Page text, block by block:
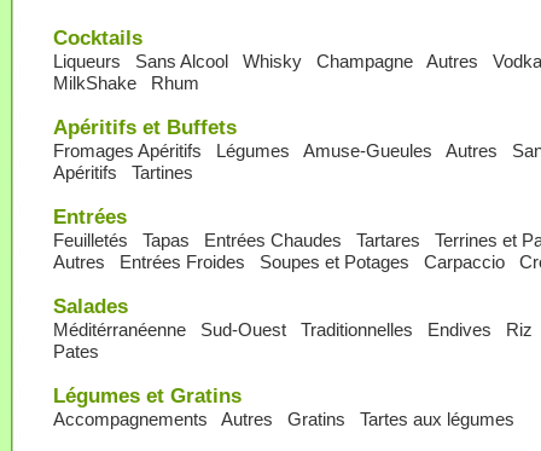
Cocktails
Liqueurs Sans Alcool Whisky Champagne Autres
Vodka
MilkShake
Rhum
Apéritifs et Buffets
Fromages Apéritifs Légumes Amuse-Gueules Autres
Apéritifs
Tartines
Entrées
Feuilletés Tapas Entrées Chaudes Tartares
Terrines et
Autres
Entrées Froides Soupes et Potages Carpaccio
Salades
Méditérranéenne Sud-Ouest Traditionnelles Endives
Riz
Pates
Légumes et Gratins
Accompagnements Autres Gratins Tartes aux légumes